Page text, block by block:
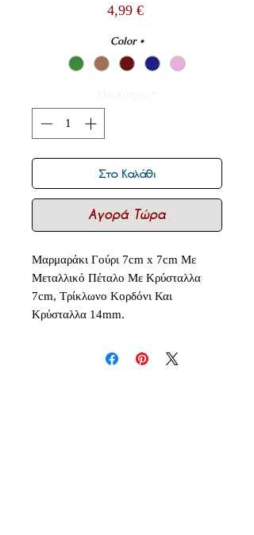
4,99 €Τιμή
Color *
Στο Καλάθι
Αγορά Τώρα
Μαρμαράκι Γούρι 7cm x 7cm Με
Μεταλλικό Πέταλο Με Κρύσταλλα
7cm, Τρίκλωνο Κορδόνι Και
Κρύσταλλα 14mm.